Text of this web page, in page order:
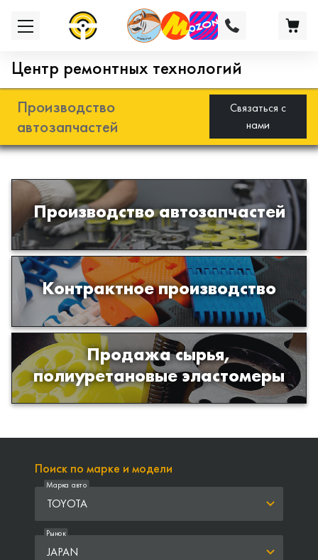
Центр ремонтных технологий
Производство
автозапчастей
Связаться с
нами
Производство автозапчастей
Разработка и производство деталей
из эластомеров для подвески
автомобиля
Контрактное производство
Производство изделий из пластиков
и полимеров по образцам либо
чертежам заказчика
Продажа сырья,
полиуретановые эластомеры
Продажа сырья для производства
изделий из полиуретана
Поиск по марке и модели
TOYOTA
Марка авто
JAPAN
Рынок